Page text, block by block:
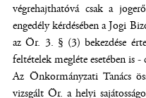
végrehajthatóvá csak a
engedély kérdésében a Jogi
az Ör. 3. § (3) bekezdése
feltételek megléte esetében is -
Az Önkormányzati Tanács
vizsgált Ör. a helyi